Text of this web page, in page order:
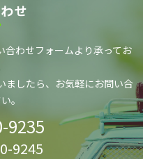
せ
合わせフォームより承ってお
したら、 お気軽にお問い合
。
9235
9245